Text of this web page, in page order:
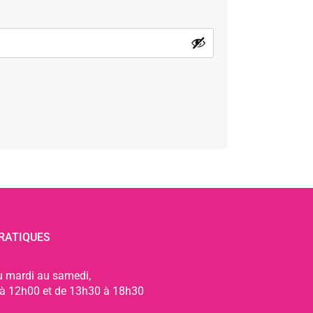
mardi au samedi,
12h00 et de 13h30 à 18h30